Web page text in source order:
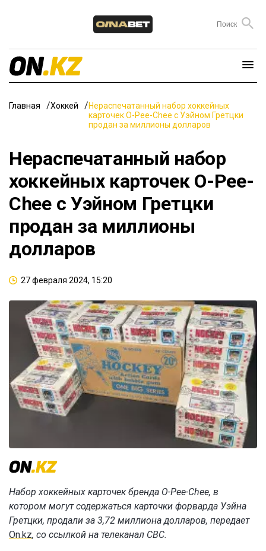
Главная Хоккей
Нераспечатанный набор хоккейных
карточек O-Pee-Chee с Уэйном Гретцки
продан за миллионы долларов
Нераспечатанный набор
хоккейных карточек O-Pee-
Chee с Уэйном Гретцки
продан за миллионы
долларов
27 февраля 2024, 15:20
Набор хоккейных карточек бренда O-Pee-Chee, в
котором могут содержаться карточки форварда Уэйна
Гретцки, продали за 3,72 миллиона долларов, передает
On.kz, со ссылкой на телеканал CBC.